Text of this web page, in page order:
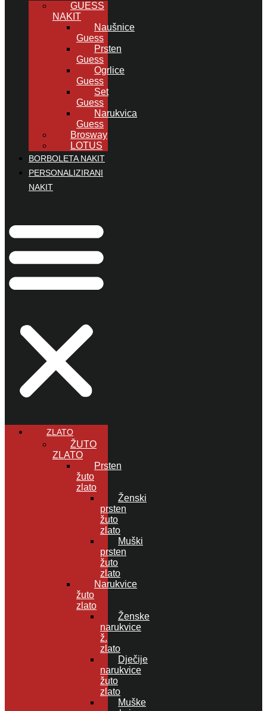
GUESS
NAKIT
Naušnice
Guess
Prsten
Guess
Ogrlice
Guess
Set
Guess
Narukvica
Guess
Brosway
LOTUS
BORBOLETA NAKIT
PERSONALIZIRANI
NAKIT
ZLATO
ŽUTO
ZLATO
Prsten
žuto
zlato
Ženski
prsten
žuto
zlato
Muški
prsten
žuto
zlato
Narukvice
žuto
zlato
Ženske
narukvice
ž.
zlato
Dječije
narukvice
žuto
zlato
Muške